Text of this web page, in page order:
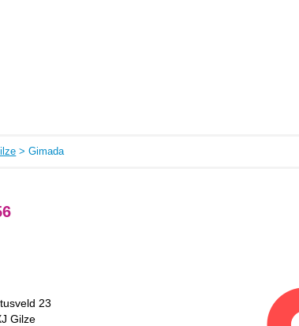
> Gimada
23
Gilze